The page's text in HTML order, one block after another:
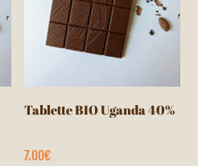
choisies
produit
Tablette BIO Uganda 40%
7.00€